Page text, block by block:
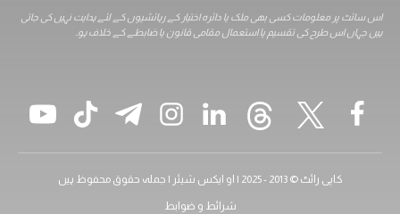
معلومات کسی بھی ملک یا دائرہ اختیار کے رہائشیوں کے لئے ہدایت نہیں کی جاتی
طرح کی تقسیم یا استعمال مقامی قانون یا ضابطے کے خلاف ہو۔
شرائط و ضوابط